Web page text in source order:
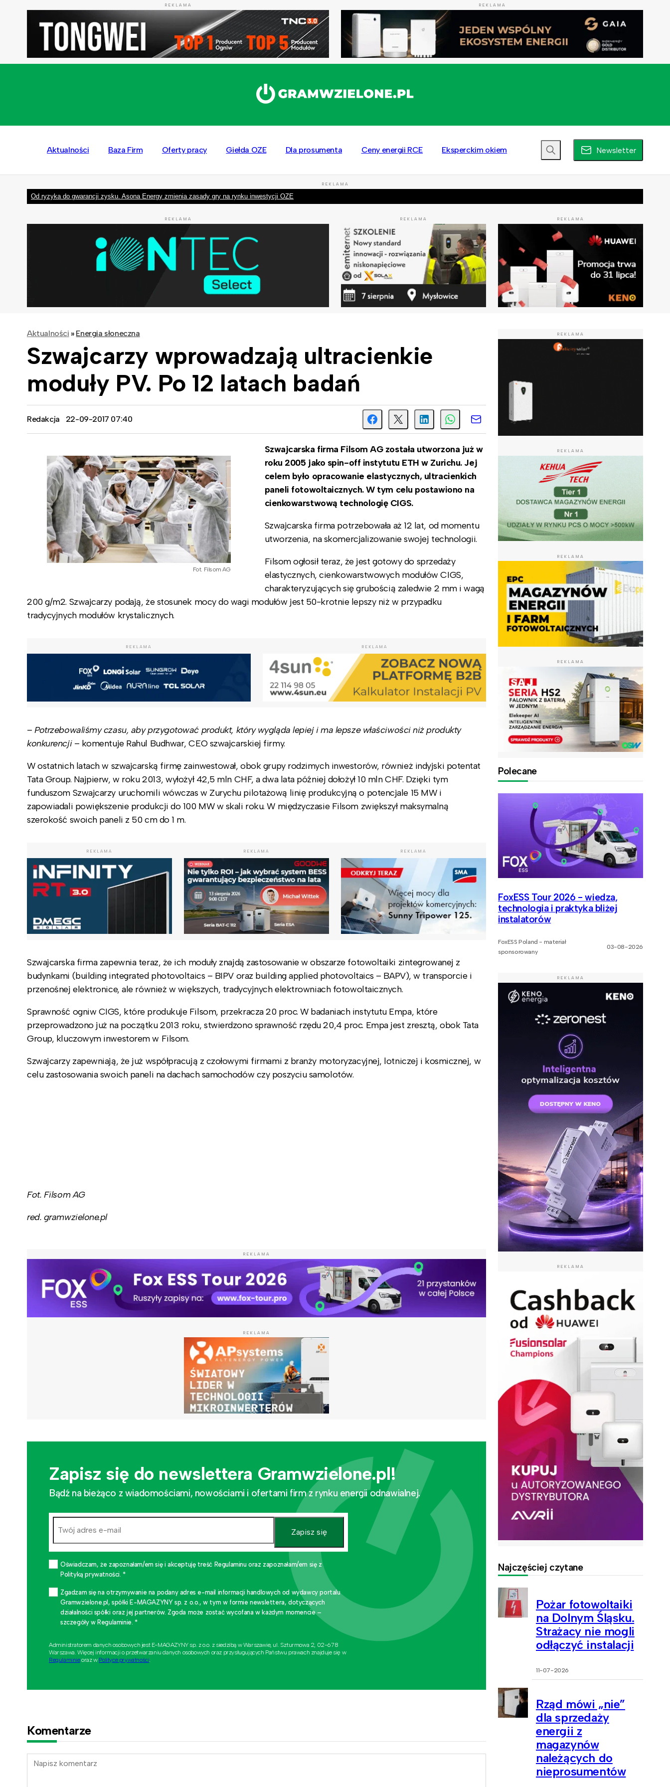
REKLAMA REKLAMA
Aktualności Baza Firm Oferty pracy Giełda OZE Dla prosumenta Ceny energii RCE Eksperckim okiem Newsletter
REKLAMA
Od ryzyka do gwarancji zysku. Asona Energy zmienia zasady gry na rynku inwestycji OZE
REKLAMA REKLAMA REKLAMA
Aktualności » Energia słoneczna
Szwajcarzy wprowadzają ultracienkie
moduły PV. Po 12 latach badań
Redakcja 22-09-2017 07:40
Fot. Filsom AG
Szwajcarska firma Filsom AG została utworzona już w
roku 2005 jako spin-off instytutu ETH w Zurichu. Jej
celem było opracowanie elastycznych, ultracienkich
paneli fotowoltaicznych. W tym celu postawiono na
cienkowarstwową technologię CIGS.
Szwajcarska firma potrzebowała aż 12 lat, od momentu
utworzenia, na skomercjalizowanie swojej technologii.
Filsom ogłosił teraz, że jest gotowy do sprzedaży
elastycznych, cienkowarstwowych modułów CIGS,
charakteryzujących się grubością zaledwie 2 mm i wagą
200 g/m2. Szwajcarzy podają, że stosunek mocy do wagi modułów jest 50-krotnie lepszy niż w przypadku
tradycyjnych modułów krystalicznych.
REKLAMA REKLAMA
– Potrzebowaliśmy czasu, aby przygotować produkt, który wygląda lepiej i ma lepsze właściwości niż produkty
konkurencji – komentuje Rahul Budhwar, CEO szwajcarskiej firmy.
W ostatnich latach w szwajcarską firmę zainwestował, obok grupy rodzimych inwestorów, również indyjski potentat
Tata Group. Najpierw, w roku 2013, wyłożył 42,5 mln CHF, a dwa lata później dołożył 10 mln CHF. Dzięki tym
funduszom Szwajcarzy uruchomili wówczas w Zurychu pilotażową linię produkcyjną o potencjale 15 MW i
zapowiadali powiększenie produkcji do 100 MW w skali roku. W międzyczasie Filsom zwiększył maksymalną
szerokość swoich paneli z 50 cm do 1 m.
REKLAMA REKLAMA REKLAMA
Szwajcarska firma zapewnia teraz, że ich moduły znajdą zastosowanie w obszarze fotowoltaiki zintegrowanej z
budynkami (building integrated photovoltaics – BIPV oraz building applied photovoltaics – BAPV), w transporcie i
przenośnej elektronice, ale również w większych, tradycyjnych elektrowniach fotowoltaicznych.
Sprawność ogniw CIGS, które produkuje Filsom, przekracza 20 proc. W badaniach instytutu Empa, które
przeprowadzono już na początku 2013 roku, stwierdzono sprawność rzędu 20,4 proc. Empa jest zresztą, obok Tata
Group, kluczowym inwestorem w Filsom.
Szwajcarzy zapewniają, że już współpracują z czołowymi firmami z branży motoryzacyjnej, lotniczej i kosmicznej, w
celu zastosowania swoich paneli na dachach samochodów czy poszyciu samolotów.
Fot. Filsom AG
red. gramwzielone.pl
REKLAMA
REKLAMA
Zapisz się do newslettera Gramwzielone.pl!
Bądź na bieżąco z wiadomościami, nowościami i ofertami firm z rynku energii odnawialnej.
Zapisz się
Oświadczam, że zapoznałam/em się i akceptuję treść Regulaminu oraz zapoznałam/em się z
Polityką prywatności. *
Zgadzam się na otrzymywanie na podany adres e-mail informacji handlowych od wydawcy portalu
Gramwzielone.pl, spółki E-MAGAZYNY sp. z o.o., w tym w formie newslettera, dotyczących
działalności spółki oraz jej partnerów. Zgoda może zostać wycofana w każdym momencie –
szczegóły w Regulaminie. *
Administratorem danych osobowych jest E-MAGAZYNY sp. z o.o. z siedzibą w Warszawie, ul. Szturmowa 2, 02-678
Warszawa. Więcej informacji o przetwarzaniu danych osobowych oraz przysługujących Państwu prawach znajduje się w
Regulaminieoraz w Polityce prywatności
Komentarze
REKLAMA
REKLAMA
REKLAMA
REKLAMA
Polecane
FoxESS Tour 2026 - wiedza,
technologia i praktyka bliżej
instalatorów
FoxESS Poland - materiał
sponsorowany
03-08-2026
REKLAMA
REKLAMA
Najczęściej czytane
Pożar fotowoltaiki
na Dolnym Śląsku.
Strażacy nie mogli
odłączyć instalacji
11-07-2026
Rząd mówi „nie”
dla sprzedaży
energii z
magazynów
należących do
nieprosumentów